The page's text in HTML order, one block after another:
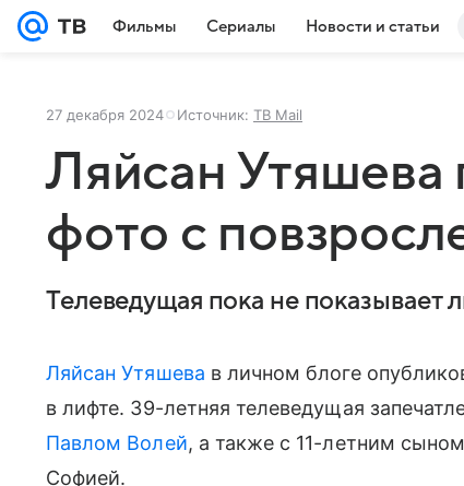
Фильмы Сериалы Новости и статьи
27 декабря 2024 Источник: ТВ Mail
Ляйсан Утяшева
фото с
Телеведущая пока не показывает
Ляйсан Утяшева в личном блоге
в лифте. 39-летняя телеведущая
Павлом Волей, а также с 11-летним
Софией.